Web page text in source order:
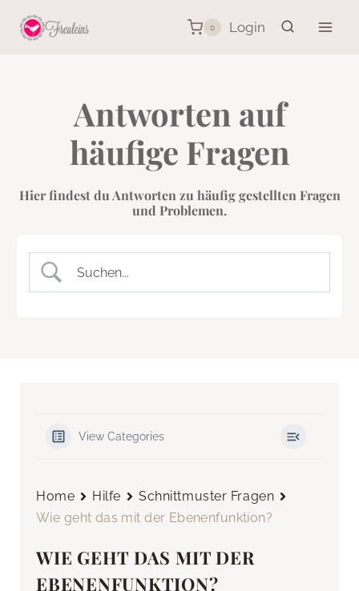
Inhalt
0 Login
Antworten auf
häufige Fragen
Hier findest du Antworten zu häufig gestellten Fragen
und Problemen.
View Categories
Home Hilfe
Schnittmuster Fragen
Wie geht das mit der Ebenenfunktion?
WIE GEHT DAS MIT DER
EBENENFUNKTION?